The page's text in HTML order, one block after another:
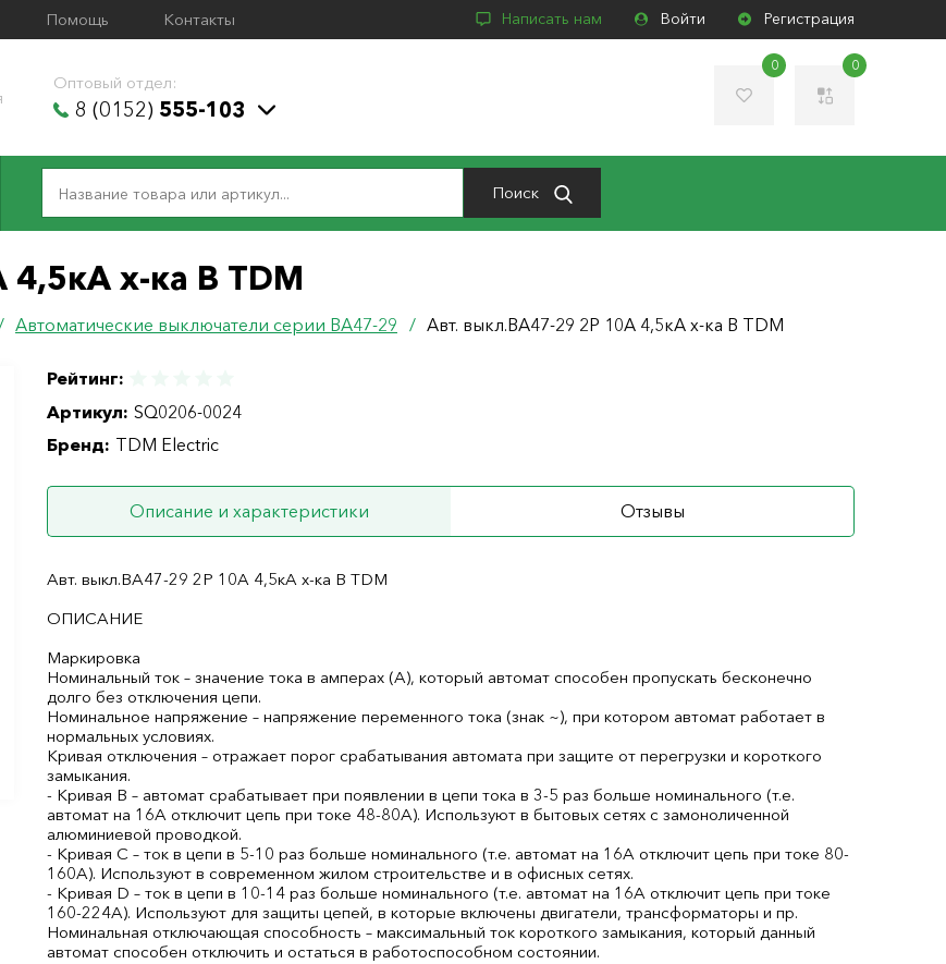
Помощь Контакты Написать нам Войти Регистрация
Оптовый отдел:
8 (0152) 555-103
0 0
Поиск
х-ка В TDM
Автоматические выключатели серии ВА47-29 / Авт. выкл.ВА47-29 2Р 10А 4,5кА х-ка В TDM
Рейтинг:
Артикул: SQ0206-0024
Бренд: TDM Electric
Описание и характеристики Отзывы
Авт. выкл.ВА47-29 2Р 10А 4,5кА х-ка В TDM
ОПИСАНИЕ
Маркировка
Номинальный ток – значение тока в амперах (А), который автомат способен пропускать бесконечно
долго без отключения цепи.
Номинальное напряжение – напряжение переменного тока (знак ~), при котором автомат работает в
нормальных условиях.
Кривая отключения – отражает порог срабатывания автомата при защите от перегрузки и короткого
замыкания.
- Кривая B – автомат срабатывает при появлении в цепи тока в 3-5 раз больше номинального (т.е.
автомат на 16А отключит цепь при токе 48-80А). Используют в бытовых сетях с замоноличенной
алюминиевой проводкой.
- Кривая С – ток в цепи в 5-10 раз больше номинального (т.е. автомат на 16А отключит цепь при токе 80-
160А). Используют в современном жилом строительстве и в офисных сетях.
- Кривая D – ток в цепи в 10-14 раз больше номинального (т.е. автомат на 16А отключит цепь при токе
160-224А). Используют для защиты цепей, в которые включены двигатели, трансформаторы и пр.
Номинальная отключающая способность – максимальный ток короткого замыкания, который данный
автомат способен отключить и остаться в работоспособном состоянии.